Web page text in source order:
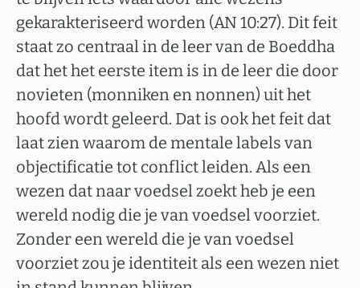
gekarakteriseerd worden (AN 10:27). Dit feit
staat zo centraal in de leer van de Boeddha
dat het het eerste item is in de leer die door
novieten (monniken en nonnen) uit het
hoofd wordt geleerd. Dat is ook het feit dat
laat zien waarom de mentale labels van
objectificatie tot conflict leiden. Als een
wezen dat naar voedsel zoekt heb je een
wereld nodig die je van voedsel voorziet.
Zonder een wereld die je van voedsel
voorziet zou je identiteit als een wezen niet